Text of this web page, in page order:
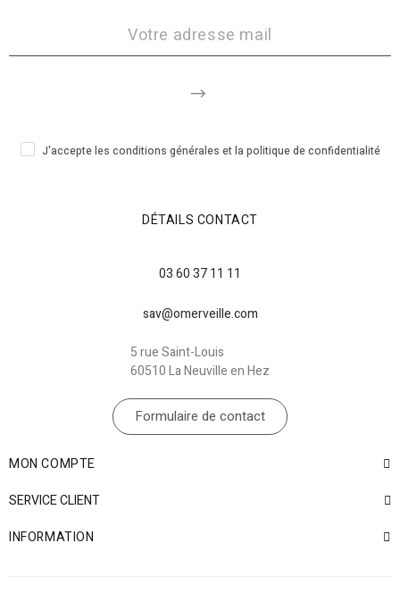
J'accepte les conditions générales et la politique de confidentialité
DÉTAILS CONTACT
03 60 37 11 11
sav@omerveille.com
5 rue Saint-Louis
60510 La Neuville en Hez
Formulaire de contact
MON COMPTE
SERVICE CLIENT
INFORMATION